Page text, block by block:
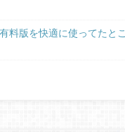
料版を快適に使ってたとこ